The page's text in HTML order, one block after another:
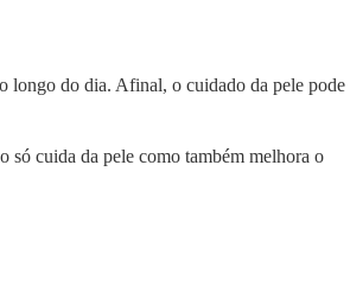
longo do dia. Afinal, o cuidado da pele pode
só cuida da pele como também melhora o